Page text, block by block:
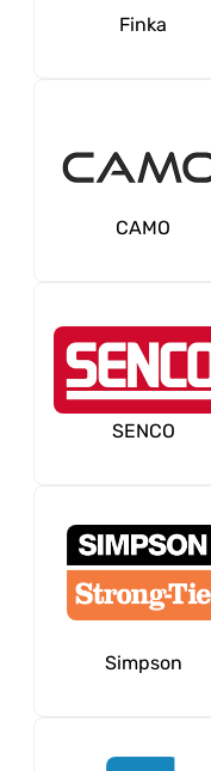
Finka
CAMO
SENCO
Simpson